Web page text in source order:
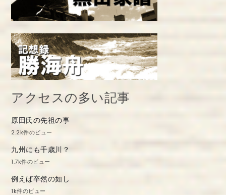
アクセスの多い記事
原田氏の先祖の事
2.2k件のビュー
九州にも千歳川？
1.7k件のビュー
例えば卒然の如し
1k件のビュー